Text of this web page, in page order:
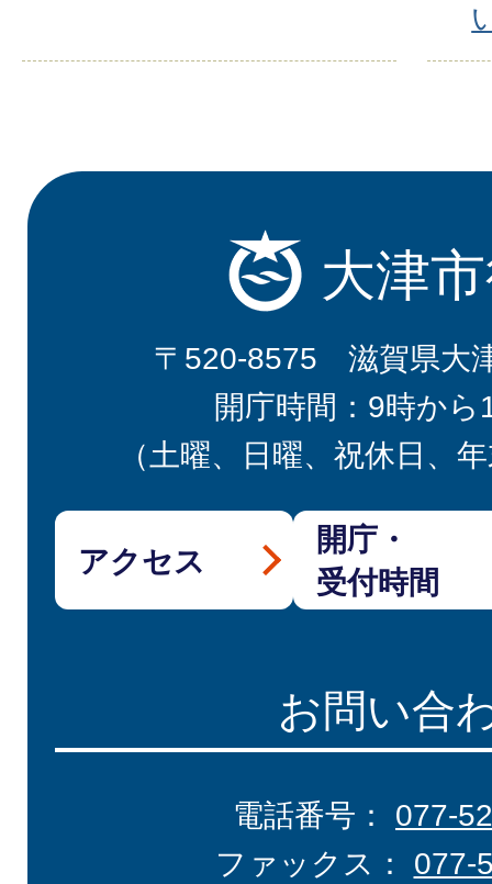
大津
〒520-8575 滋賀県大
開庁時間：9時から
（土曜、日曜、祝休日、
アクセス
開庁・
受付時間
お問い合
電話番号： 077-
ファックス： 077-